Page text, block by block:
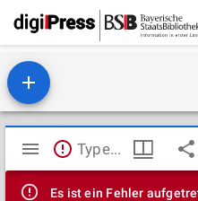
Mirador
Viewer
TypeError: Failed to fetch
Es ist ein Fehler